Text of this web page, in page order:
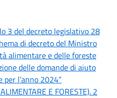
3 del decreto legislativo 28
di decreto del Ministro
alimentare e delle foreste
delle domande di aiuto
l’anno 2024”
E FORESTE). 2